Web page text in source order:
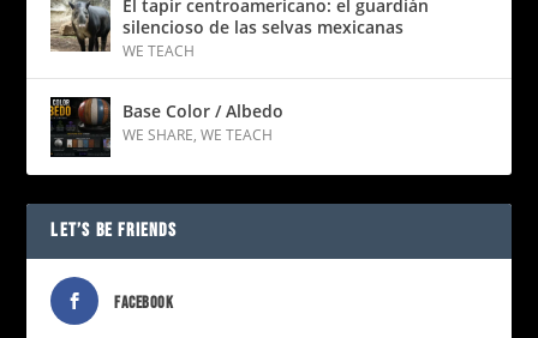
El tapir centroamericano: el guardián
silencioso de las selvas mexicanas
WE TEACH
Base Color / Albedo
WE SHARE,WE TEACH
LET’S BE FRIENDS
FACEBOOK